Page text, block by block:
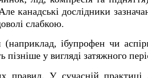
канадські дослідники
слабкою.
(наприклад, ібупрофен чи
у вигляді затяжного
правил. У сучасній практиці